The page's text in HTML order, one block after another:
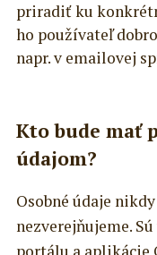
priradiť ku
ho používateľ
napr. v emailovej
Kto bude mať
údajom?
Osobné údaje
nezverejňujeme.
portálu a aplikácie